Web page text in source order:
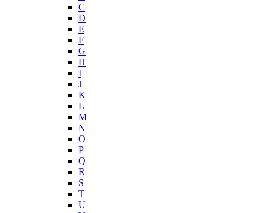
C
D
E
F
G
H
I
J
K
L
M
N
O
P
Q
R
S
T
U